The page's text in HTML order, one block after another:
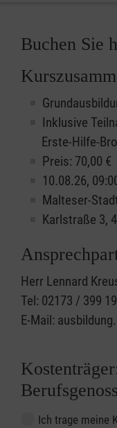
Buchen Sie
Inklusive
Erste-Hilfe-
Preis: 70,00 €
10.08.26,
Malteser-
Karlstraße 3,
Herr Lennard
Tel: 02173 / 399
E-Mail:
Ich trage meine